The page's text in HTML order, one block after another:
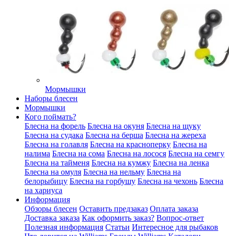
Мормышки
Наборы блесен
Мормышки
Кого поймать?
Блесна на форель Блесна на окуня Блесна на щуку
Блесна на судака Блесна на берша Блесна на жереха
Блесна на голавля Блесна на красноперку Блесна на
налима Блесна на сома Блесна на лосося Блесна на семгу
Блесна на тайменя Блесна на кумжу Блесна на ленка
Блесна на омуля Блесна на нельму Блесна на
белорыбицу Блесна на горбушу Блесна на чехонь Блесна
на хариуса
Информация
Обзоры блесен Оставить предзаказ Оплата заказа
Доставка заказа Как оформить заказ? Вопрос-ответ
Полезная информация Статьи Интересное для рыбаков